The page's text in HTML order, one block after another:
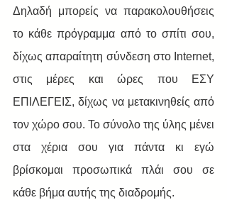
Δηλαδή μπορείς να παρακολουθήσεις
το κάθε πρόγραμμα από το σπίτι σου,
δίχως απαραίτητη σύνδεση στο Internet,
στις μέρες και ώρες που ΕΣΥ
ΕΠΙΛΕΓΕΙΣ, δίχως να μετακινηθείς από
τον χώρο σου. Το σύνολο της ύλης μένει
στα χέρια σου για πάντα κι εγώ
βρίσκομαι προσωπικά πλάι σου σε
κάθε βήμα αυτής της διαδρομής.